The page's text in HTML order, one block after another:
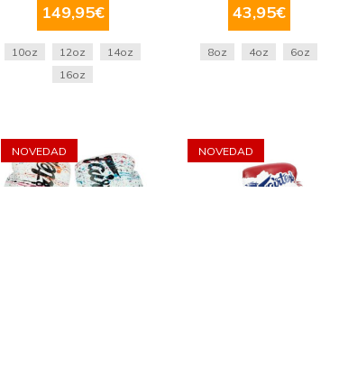
149,95€
10oz 12oz
14oz
16oz
43,95€
8oz 4oz 6oz
NOVEDAD NOVEDAD